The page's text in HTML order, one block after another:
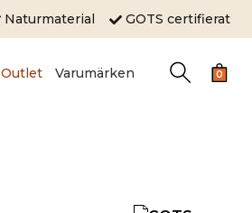
Naturmaterial GOTS certifierat
Outlet Varumärken 0